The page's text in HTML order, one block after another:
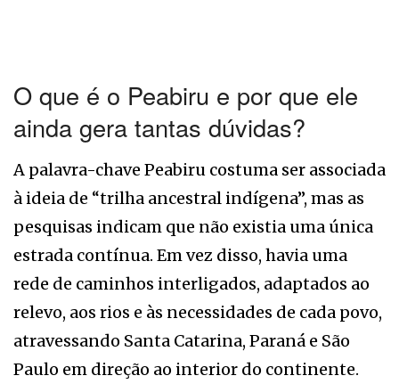
O que é o Peabiru e por que ele
ainda gera tantas dúvidas?
A palavra-chave Peabiru costuma ser associada
à ideia de “trilha ancestral indígena”, mas as
pesquisas indicam que não existia uma única
estrada contínua. Em vez disso, havia uma
rede de caminhos interligados, adaptados ao
relevo, aos rios e às necessidades de cada povo,
atravessando Santa Catarina, Paraná e São
Paulo em direção ao interior do continente.